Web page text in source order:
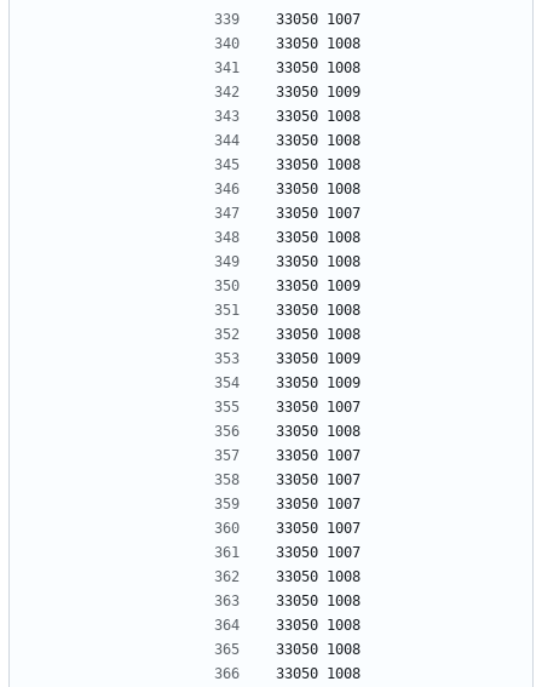
33050 1007
33050 1008
33050 1008
33050 1009
33050 1008
33050 1008
33050 1008
33050 1008
33050 1007
33050 1008
33050 1008
33050 1009
33050 1008
33050 1008
33050 1009
33050 1009
33050 1007
33050 1008
33050 1007
33050 1007
33050 1007
33050 1007
33050 1007
33050 1008
33050 1008
33050 1008
33050 1008
33050 1008